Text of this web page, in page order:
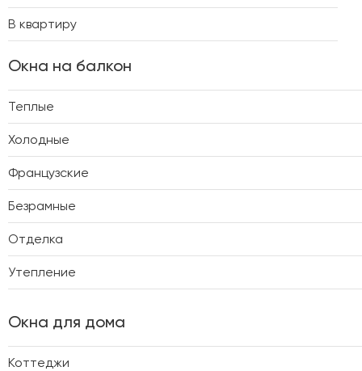
В квартиру
Окна на балкон
Теплые
Холодные
Французские
Безрамные
Отделка
Утепление
Окна для дома
Коттеджи